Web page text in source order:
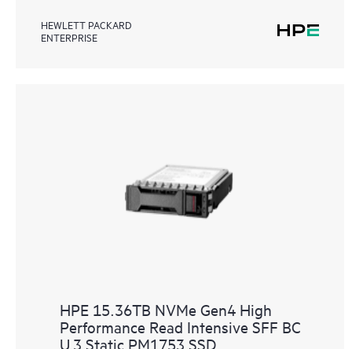
HEWLETT PACKARD
ENTERPRISE
HPE 15.36TB NVMe Gen4 High
Performance Read Intensive SFF BC
U.3 Static PM1753 SSD